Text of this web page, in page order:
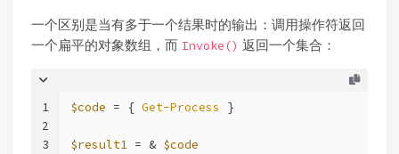
一个区别是当有多于一个结果时的输出：调用操作符返回
一个扁平的对象数组，而 Invoke() 返回一个集合：
1
2
3
$code = { Get-Process }
$result1 = & $code